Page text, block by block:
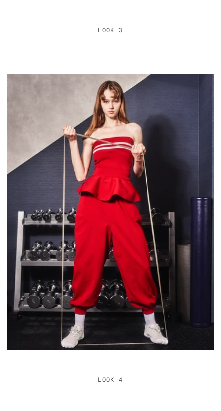
LOOK 3
LOOK 4